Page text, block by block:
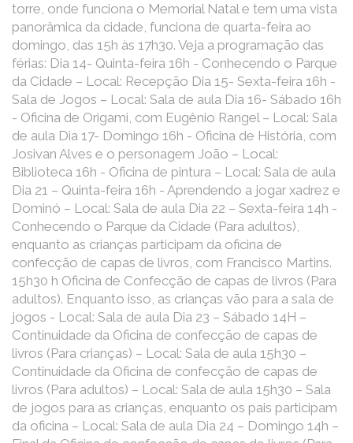
torre, onde funciona o Memorial Natal e tem uma vista
panorâmica da cidade, funciona de quarta-feira ao
domingo, das 15h às 17h30. Veja a programação das
férias: Dia 14- Quinta-feira 16h - Conhecendo o Parque
da Cidade – Local: Recepção Dia 15- Sexta-feira 16h -
Sala de Jogos – Local: Sala de aula Dia 16- Sábado 16h
- Oficina de Origami, com Eugênio Rangel – Local: Sala
de aula Dia 17- Domingo 16h - Oficina de História, com
Josivan Alves e o personagem João – Local:
Biblioteca 16h - Oficina de pintura – Local: Sala de aula
Dia 21 – Quinta-feira 16h - Aprendendo a jogar xadrez e
Dominó – Local: Sala de aula Dia 22 – Sexta-feira 14h -
Conhecendo o Parque da Cidade (Para adultos),
enquanto as crianças participam da oficina de
confecção de capas de livros, com Francisco Martins.
15h30 h Oficina de Confecção de capas de livros (Para
adultos). Enquanto isso, as crianças vão para a sala de
jogos - Local: Sala de aula Dia 23 – Sábado 14H –
Continuidade da Oficina de confecção de capas de
livros (Para crianças) – Local: Sala de aula 15h30 –
Continuidade da Oficina de confecção de capas de
livros (Para adultos) – Local: Sala de aula 15h30 – Sala
de jogos para as crianças, enquanto os pais participam
da oficina – Local: Sala de aula Dia 24 – Domingo 14h –